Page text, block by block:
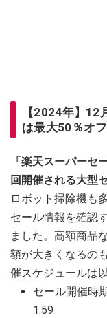
【2024年】12
は最大50％オ
「楽天スーパーセ
回開催される大型
ロボット掃除機も
セール情報を確認
ました。高額商品
額が大きくなるの
催スケジュールは
セール開催時
1:59